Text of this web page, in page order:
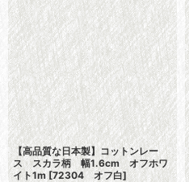
【高品質な日本製】コットンレー
ス スカラ柄 幅1.6cm オフホワ
イト1m [72304 オフ白]